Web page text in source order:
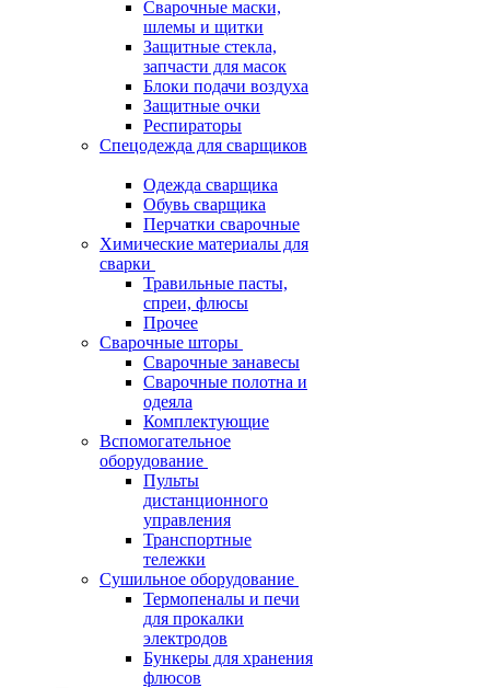
Сварочные маски,
шлемы и щитки
Защитные стекла,
запчасти для масок
Блоки подачи воздуха
Защитные очки
Респираторы
Спецодежда для сварщиков
Одежда сварщика
Обувь сварщика
Перчатки сварочные
Химические материалы для
сварки
Травильные пасты,
спреи, флюсы
Прочее
Сварочные шторы
Сварочные занавесы
Сварочные полотна и
одеяла
Комплектующие
Вспомогательное
оборудование
Пульты
дистанционного
управления
Транспортные
тележки
Сушильное оборудование
Термопеналы и печи
для прокалки
электродов
Бункеры для хранения
флюсов